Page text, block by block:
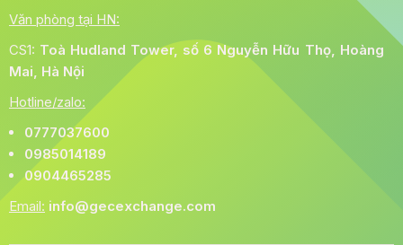
Văn phòng tại HN:
CS1: Toà Hudland Tower, số 6 Nguyễn Hữu Thọ, Hoàng
Mai, Hà Nội
Hotline/zalo:
0777037600
0985014189
0904465285
Email: info@gecexchange.com